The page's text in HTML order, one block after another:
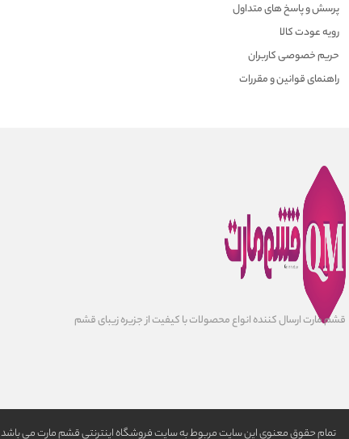
پرسش و پاسخ های متداول
رویه عودت کالا
حریم خصوصی کاربران
راهنمای قوانین و مقررات
قشم مارت ارسال کننده انواع محصولات با کیفیت از جزیره زیبای قشم
تمام حقوق معنوی این سایت مربوط به سایت فروشگاه اینترنتی قشم مارت می باشد